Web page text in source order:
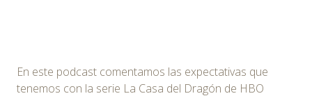
En este podcast comentamos las expectativas que
tenemos con la serie La Casa del Dragón de HBO